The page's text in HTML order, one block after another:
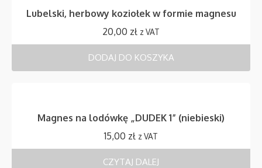
Lubelski, herbowy koziołek w formie magnesu
20,00 zł z VAT
DODAJ DO KOSZYKA
Magnes na lodówkę „DUDEK 1” (niebieski)
15,00 zł z VAT
CZYTAJ DALEJ